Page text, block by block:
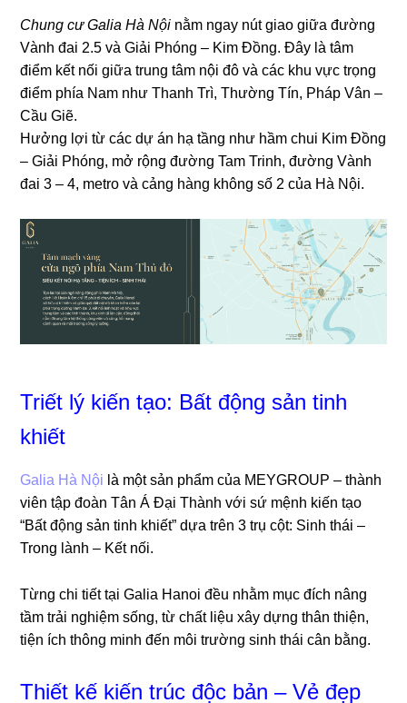
Chung cư Galia Hà Nội nằm ngay nút giao giữa đường
Vành đai 2.5 và Giải Phóng – Kim Đồng. Đây là tâm
điểm kết nối giữa trung tâm nội đô và các khu vực trọng
điểm phía Nam như Thanh Trì, Thường Tín, Pháp Vân –
Cầu Giẽ.
Hưởng lợi từ các dự án hạ tầng như hầm chui Kim Đồng
– Giải Phóng, mở rộng đường Tam Trinh, đường Vành
đai 3 – 4, metro và cảng hàng không số 2 của Hà Nội.
Triết lý kiến tạo: Bất động sản tinh
khiết
Galia Hà Nội là một sản phẩm của MEYGROUP – thành
viên tập đoàn Tân Á Đại Thành với sứ mệnh kiến tạo
“Bất động sản tinh khiết” dựa trên 3 trụ cột: Sinh thái –
Trong lành – Kết nối.
Từng chi tiết tại Galia Hanoi đều nhằm mục đích nâng
tầm trải nghiệm sống, từ chất liệu xây dựng thân thiện,
tiện ích thông minh đến môi trường sinh thái cân bằng.
Thiết kế kiến trúc độc bản – Vẻ đẹp